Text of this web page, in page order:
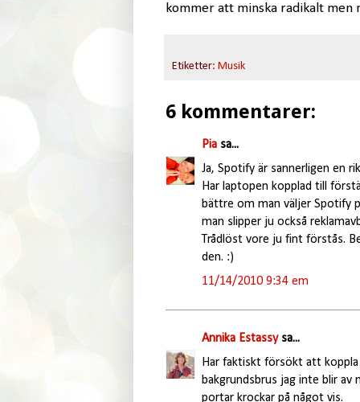
kommer att minska radikalt men
Etiketter: Musik
6 kommentarer:
Piasa...
Ja, Spotify är sannerligen en
Har laptopen kopplad till
bättre om man väljer Spotify
man slipper ju också
Trådlöst vore ju fint förstås.
den. :)
11/14/2010 9:34 em
Annika Estassysa...
Har faktiskt försökt att
bakgrundsbrus jag inte blir
portar krockar på något vis.